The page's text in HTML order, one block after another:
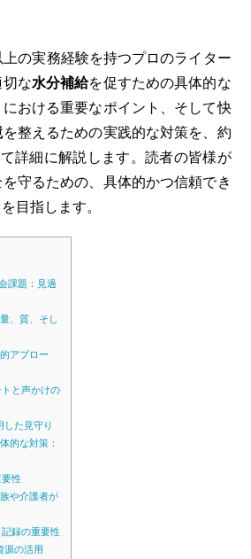
の実務経験を持つプロのライター
な水分補給を促すための具体的な
における重要なポイント、そして快
を整えるための実践的な対策を、約
詳細に解説します。読者の皆様が
守るための、具体的かつ信頼でき
目指します。
課題：見過
、質、そし
アプロー
と声かけの
した見守り
的な対策：
性
や介護者が
録の重要性
源の活用